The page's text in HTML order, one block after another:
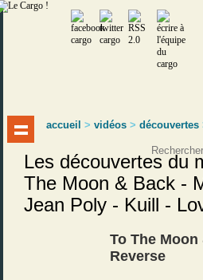
accueil >vidéos >découvertes
Les découvertes du
The Moon & Back -
Jean Poly - Kuill -
To The Moon
Reverse